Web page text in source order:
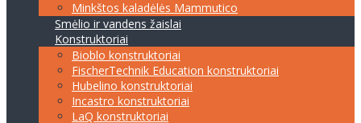
Minkštos kaladėlės Mammutico
Smėlio ir vandens žaislai
Konstruktoriai
Bioblo konstruktoriai
FischerTechnik Education konstruktoriai
Hubelino konstruktoriai
Incastro konstruktoriai
LaQ konstruktoriai